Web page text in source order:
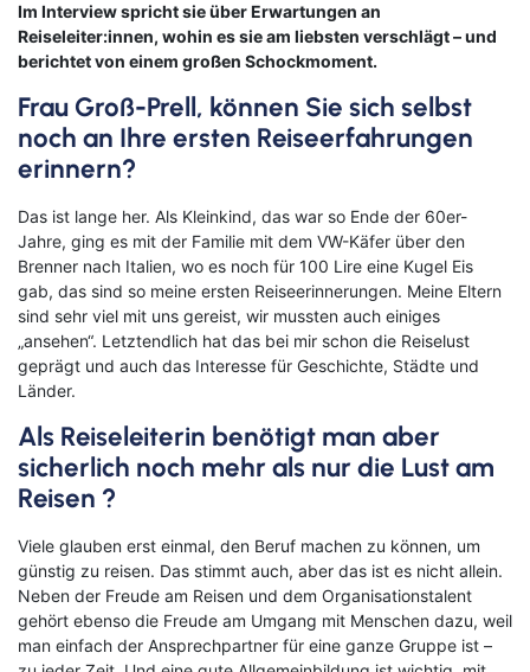
Eventreisen
Gruppenreisen
Klassische Konzerte
Konzertreisen
Kunst, Kultur & Kulinarik
Nord- & Ostsee
Opernreisen
Premiumreisen
Sehenswürdigkeiten entdecken
Silvesterreisen
Sportreisen
Städtereisen
Wellness Kurzurlaub
Frankreich
Inseln im Mittelmeer
Italien
Malta
Portugal
Skandinavien
Spanien
Zypern
Fernreisen
Reiseziele entdecken
Adventskreuzfahrt
Europa-Kreuzfahrten
Flusskreuzfahrt mit
Haustürabholung
Hochseekreuzfahrten
Hurtigruten
Loire Kreuzfahrt
Mein Schiff Kombireisen
Reedereien
Rhein-Kreuzfahrten
Flusskreuzfahrten Last Minute
Kreuzfahrten Last Minute
Im Interview spricht sie über Erwartungen an
Reiseleiter:innen, wohin es sie am liebsten verschlägt – und
berichtet von einem großen Schockmoment.
Frau Groß-Prell, können Sie sich selbst
noch an Ihre ersten Reiseerfahrungen
erinnern?
Das ist lange her. Als Kleinkind, das war so Ende der 60er-
Jahre, ging es mit der Familie mit dem VW-Käfer über den
Brenner nach Italien, wo es noch für 100 Lire eine Kugel Eis
gab, das sind so meine ersten Reiseerinnerungen. Meine Eltern
sind sehr viel mit uns gereist, wir mussten auch einiges
„ansehen“. Letztendlich hat das bei mir schon die Reiselust
geprägt und auch das Interesse für Geschichte, Städte und
Länder.
Als Reiseleiterin benötigt man aber
sicherlich noch mehr als nur die Lust am
Reisen ?
Viele glauben erst einmal, den Beruf machen zu können, um
günstig zu reisen. Das stimmt auch, aber das ist es nicht allein.
Neben der Freude am Reisen und dem Organisationstalent
gehört ebenso die Freude am Umgang mit Menschen dazu, weil
man einfach der Ansprechpartner für eine ganze Gruppe ist –